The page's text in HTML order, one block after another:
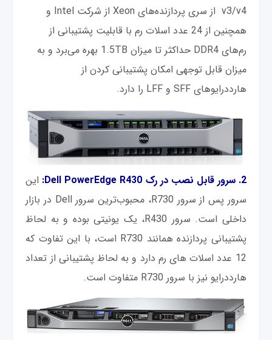
v3/v4 از سری پردازنده‌های Xeon از شرکت Intel و
همچنین از 24 عدد اسلات رم با قابلیت پشتیبانی از
رم‌های DDR4 حداکثر تا میزان 1.5TB بهره می‌برد و به
میزان قابل توجهی امکان پشتیبانی کردن از
هارددرایوهای SFF و LFF را دارد.
2. سرور قابل نصب در رک Dell PowerEdge R430:
این
سرور پس از سرور R730، محبوب‌ترین سرور Dell در بازار
داخلی است. سرور R430، یک یونیتی بوده و به لحاظ
پشتیبانی پردازنده همانند R730 است، با این تفاوت که
12 عدد اسلات های رم دارد و به لحاظ پشتیبانی از تعداد
هارددرایو نیز با سرور R730 متفاوت است.